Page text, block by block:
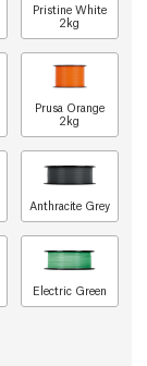
Pristine White
2kg
Prusa Orange
2kg
Anthracite Grey
Electric Green